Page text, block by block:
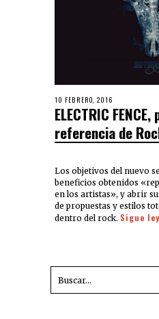
10 FEBRERO, 2016
ELECTRIC
referencia de
Los objetivos del nuevo
beneficios obtenidos
en los artistas», y abrir
de propuestas y estilos
dentro del rock. Sigue